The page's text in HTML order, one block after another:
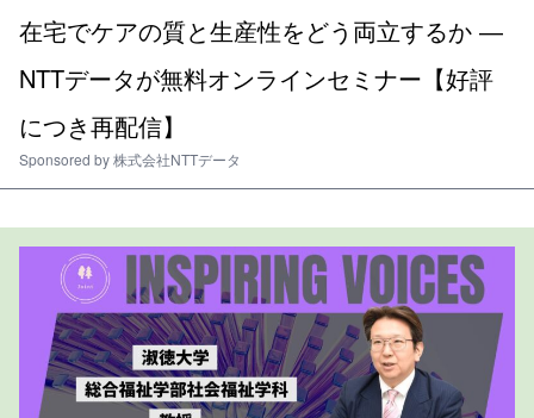
在宅でケアの質と生産性をどう両立するか ―
NTTデータが無料オンラインセミナー【好評
につき再配信】
Sponsored by株式会社NTTデータ